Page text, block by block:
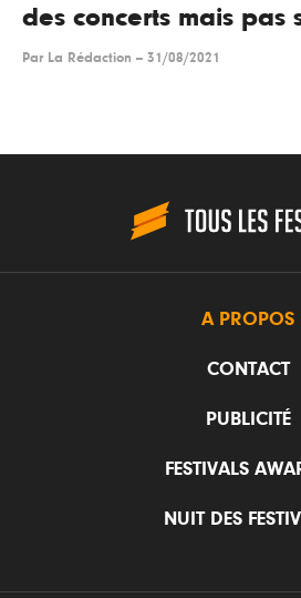
des concerts mais pas
Par La Rédaction -- 31/08/2021
A PROPOS
CONTACT
PUBLICITÉ
FESTIVALS
NUIT DES